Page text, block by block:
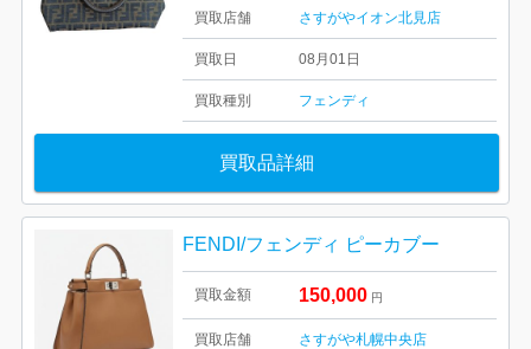
買取店舗 さすがやイオン北見店
買取日 08月01日
買取種別 フェンディ
買取品詳細
FENDI/フェンディ ピーカブー
買取金額 150,000 円
買取店舗 さすがや札幌中央店